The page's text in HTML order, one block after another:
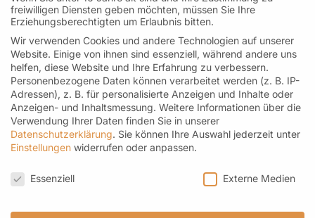
Kontakt
Helfereistraße 4 I 78532 Tuttlingen
Telefon: 07461-171 96 69 M: 0176-21451329
kontakt@roemer-spitzentee.de
freiwilligen Diensten geben möchten, müssen Sie Ihre
Erziehungsberechtigten um Erlaubnis bitten.
Wir verwenden Cookies und andere Technologien auf unserer
Website. Einige von ihnen sind essenziell, während andere uns
helfen, diese Website und Ihre Erfahrung zu verbessern.
Personenbezogene Daten können verarbeitet werden (z. B. IP-
Adressen), z. B. für personalisierte Anzeigen und Inhalte oder
Anzeigen- und Inhaltsmessung. Weitere Informationen über die
Verwendung Ihrer Daten finden Sie in unserer
Datenschutzerklärung. Sie können Ihre Auswahl jederzeit unter
Einstellungen widerrufen oder anpassen.
Essenziell
Externe Medien